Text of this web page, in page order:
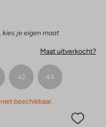
kies je eigen maat
Maat uitverkocht?
42 44
beschikbaar.